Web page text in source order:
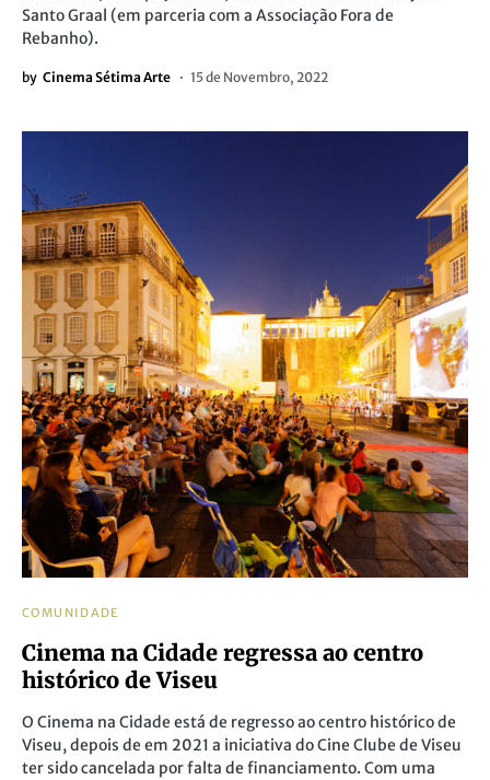
Santo Graal (em parceria com a Associação Fora de
Rebanho).
by Cinema Sétima Arte 15 de Novembro, 2022
COMUNIDADE
Cinema na Cidade regressa ao centro
histórico de Viseu
O Cinema na Cidade está de regresso ao centro histórico de
Viseu, depois de em 2021 a iniciativa do Cine Clube de Viseu
ter sido cancelada por falta de financiamento. Com uma